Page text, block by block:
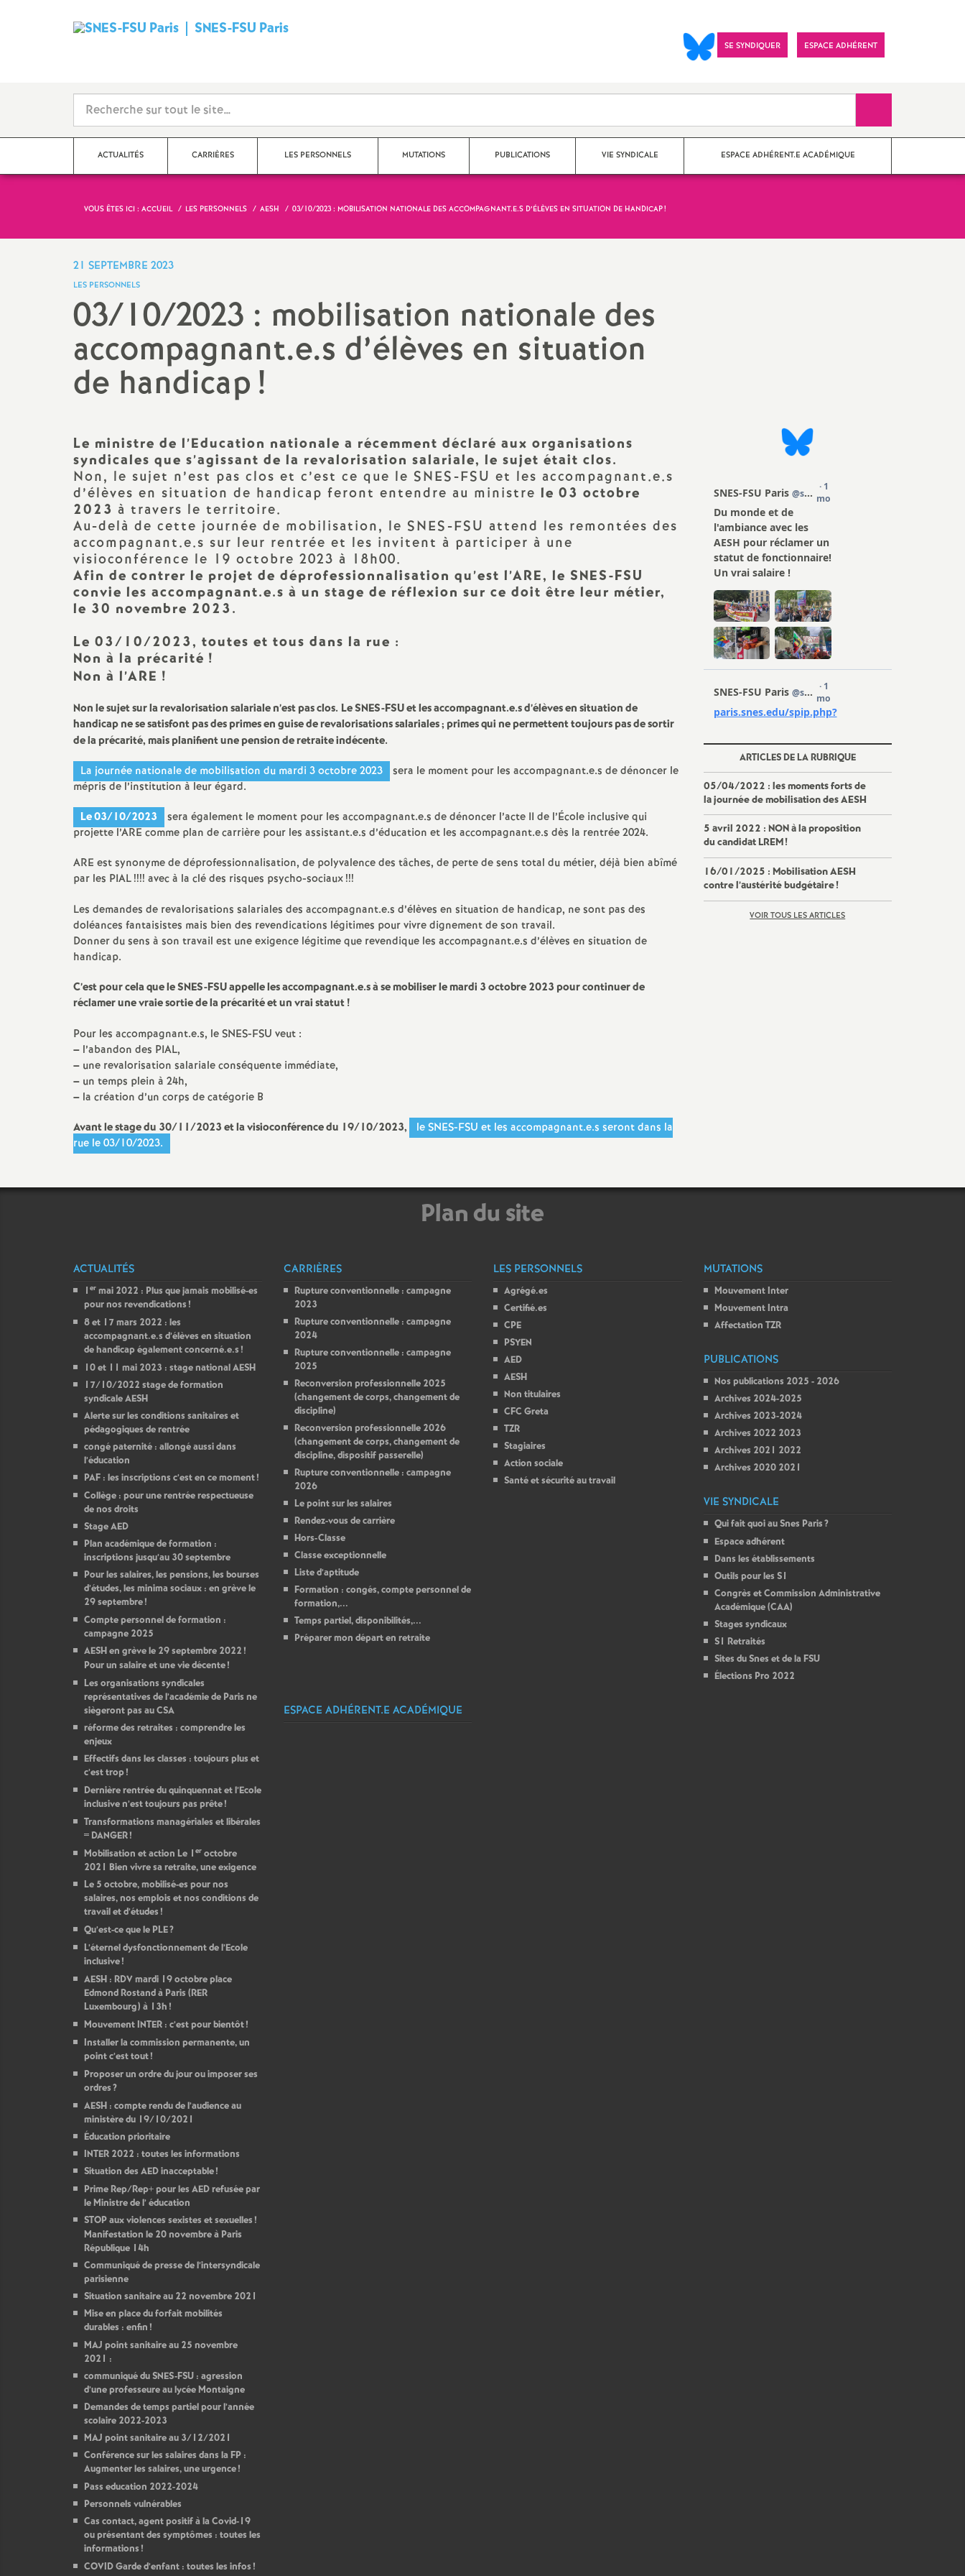
SNES-FSU Paris
SE SYNDIQUER ESPACE ADHÉRENT
ACTUALITÉS
actions
Collège
Lycée
BTS
CARRIÈRES
Rendez-vous de carrière
Liste d’aptitude
Formation : congés, compte
Temps partiel,
disponibilités,...
Préparer mon départ en
retraite
LES PERSONNELS
AED
Non titulaires
CFC Greta
TZR
Stagiaires
Action sociale
MUTATIONS PUBLICATIONS
Archives 2022 2023
VIE SYNDICALE
Dans les établissements
Outils pour les S1
S1 Retraités
Sites du Snes et de la FSU
Élections Pro 2022
ESPACE ADHÉRENT.E ACADÉMIQUE
VOUS ÊTES ICI : ACCUEIL LES PERSONNELS AESH 03/10/2023 : MOBILISATION NATIONALE DES ACCOMPAGNANT.E.S D’ÉLÈVES EN SITUATION DE HANDICAP!
21 SEPTEMBRE 2023
LES PERSONNELS
03/10/2023 : mobilisation nationale des
accompagnant.e.s d’élèves en situation
de handicap !
Le ministre de l’Education nationale a récemment déclaré aux organisations
syndicales que s’agissant de la revalorisation salariale, le sujet était clos.
Non, le sujet n’est pas clos et c’est ce que le SNES-FSU et les accompagnant.e.s
d’élèves en situation de handicap feront entendre au ministre le 03 octobre
2023 à travers le territoire.
Au-delà de cette journée de mobilisation, le SNES-FSU attend les remontées des
accompagnant.e.s sur leur rentrée et les invitent à participer à une
visioconférence le 19 octobre 2023 à 18h00.
Afin de contrer le projet de déprofessionnalisation qu’est l’ARE, le SNES-FSU
convie les accompagnant.e.s à un stage de réflexion sur ce doit être leur métier,
le 30 novembre 2023.
Le 03/10/2023, toutes et tous dans la rue :
Non à la précarité !
Non à l’ARE !
Non le sujet sur la revalorisation salariale n’est pas clos. Le SNES-FSU et les accompagnant.e.s d’élèves en situation de
handicap ne se satisfont pas des primes en guise de revalorisations salariales; primes qui ne permettent toujours pas de sortir
de la précarité, mais planifient une pension de retraite indécente.
La journée nationale de mobilisation du mardi 3 octobre 2023
sera le moment pour les accompagnant.e.s de dénoncer le
mépris de l’institution à leur égard.
Le 03/10/2023
sera également le moment pour les accompagnant.e.s de dénoncer l’acte II de l’École inclusive qui
projette l’ARE comme plan de carrière pour les assistant.e.s d’éducation et les accompagnant.e.s dès la rentrée 2024.
ARE est synonyme de déprofessionnalisation, de polyvalence des tâches, de perte de sens total du métier, déjà bien abîmé
par les PIAL!!!! avec à la clé des risques psycho-sociaux!!!
Les demandes de revalorisations salariales des accompagnant.e.s d’élèves en situation de handicap, ne sont pas des
doléances fantaisistes mais bien des revendications légitimes pour vivre dignement de son travail.
Donner du sens à son travail est une exigence légitime que revendique les accompagnant.e.s d’élèves en situation de
handicap.
C’est pour cela que le SNES-FSU appelle les accompagnant.e.s à se mobiliser le mardi 3 octobre 2023 pour continuer de
réclamer une vraie sortie de la précarité et un vrai statut!
Pour les accompagnant.e.s, le SNES-FSU veut :
– l’abandon des PIAL,
– une revalorisation salariale conséquente immédiate,
– un temps plein à 24h,
– la création d’un corps de catégorie B
Avant le stage du 30/11/2023 et la visioconférence du 19/10/2023,
le SNES-FSU et les accompagnant.e.s seront dans la
rue le 03/10/2023.
ARTICLES DE LA RUBRIQUE
05/04/2022 : les moments forts de
la journée de mobilisation des AESH
5 avril 2022 : NON à la proposition
du candidat LREM!
16/01/2025 : Mobilisation AESH
contre l’austérité budgétaire!
VOIR TOUS LES ARTICLES
Plan du site
ACTUALITÉS
1 er mai 2022 : Plus que jamais mobilisé-es
pour nos revendications !
8 et 17 mars 2022 : les
accompagnant.e.s d’élèves en situation
de handicap également concerné.e.s !
10 et 11 mai 2023 : stage national AESH
17/10/2022 stage de formation
syndicale AESH
Alerte sur les conditions sanitaires et
pédagogiques de rentrée
congé paternité : allongé aussi dans
l’éducation
PAF : les inscriptions c’est en ce moment!
Collège : pour une rentrée respectueuse
de nos droits
Stage AED
Plan académique de formation :
inscriptions jusqu’au 30 septembre
Pour les salaires, les pensions, les bourses
d’études, les minima sociaux : en grève le
29 septembre!
Compte personnel de formation :
campagne 2025
AESH en grève le 29 septembre 2022 !
Pour un salaire et une vie décente!
Les organisations syndicales
représentatives de l’académie de Paris ne
siègeront pas au CSA
réforme des retraites : comprendre les
enjeux
Effectifs dans les classes : toujours plus et
c’est trop!
Dernière rentrée du quinquennat et l’Ecole
inclusive n’est toujours pas prête!
Transformations managériales et libérales
= DANGER!
Mobilisation et action Le 1 er octobre
2021 Bien vivre sa retraite, une exigence
Le 5 octobre, mobilisé-es pour nos
salaires, nos emplois et nos conditions de
travail et d’études !
Qu’est-ce que le PLE?
L’éternel dysfonctionnement de l’Ecole
inclusive!
AESH : RDV mardi 19 octobre place
Edmond Rostand à Paris (RER
Luxembourg) à 13h !
Mouvement INTER : c’est pour bientôt!
Installer la commission permanente, un
point c’est tout!
Proposer un ordre du jour ou imposer ses
ordres?
AESH : compte rendu de l’audience au
ministère du 19/10/2021
Éducation prioritaire
INTER 2022 : toutes les informations
Situation des AED inacceptable!
Prime Rep/Rep+ pour les AED refusée par
le Ministre de l’ éducation
STOP aux violences sexistes et sexuelles !
Manifestation le 20 novembre à Paris
République 14h
Communiqué de presse de l’intersyndicale
parisienne
Situation sanitaire au 22 novembre 2021
Mise en place du forfait mobilités
durables : enfin !
MAJ point sanitaire au 25 novembre
2021 :
communiqué du SNES-FSU : agression
d’une professeure au lycée Montaigne
Demandes de temps partiel pour l’année
scolaire 2022-2023
MAJ point sanitaire au 3/12/2021
Conférence sur les salaires dans la FP :
Augmenter les salaires, une urgence!
Pass education 2022-2024
Personnels vulnérables
Cas contact, agent positif à la Covid-19
ou présentant des symptômes : toutes les
informations !
COVID Garde d’enfant : toutes les infos !
CARRIÈRES
Rupture conventionnelle : campagne
2023
Rupture conventionnelle : campagne
2024
Rupture conventionnelle : campagne
2025
Reconversion professionnelle 2025
(changement de corps, changement de
discipline)
Reconversion professionnelle 2026
(changement de corps, changement de
discipline, dispositif passerelle)
Rupture conventionnelle : campagne
2026
Le point sur les salaires
Rendez-vous de carrière
Hors-Classe
Classe exceptionnelle
Liste d’aptitude
Formation : congés, compte personnel de
formation,...
Temps partiel, disponibilités,...
Préparer mon départ en retraite
LES PERSONNELS
Agrégé.es
Certifié.es
CPE
PSYEN
AED
AESH
Non titulaires
CFC Greta
TZR
Stagiaires
Action sociale
Santé et sécurité au travail
MUTATIONS
Mouvement Inter
Mouvement Intra
Affectation TZR
PUBLICATIONS
Nos publications 2025 - 2026
Archives 2024-2025
Archives 2023-2024
Archives 2022 2023
Archives 2021 2022
Archives 2020 2021
VIE SYNDICALE
Qui fait quoi au Snes Paris?
Espace adhérent
Dans les établissements
Outils pour les S1
Congrès et Commission Administrative
Académique (CAA)
Stages syndicaux
S1 Retraités
Sites du Snes et de la FSU
Élections Pro 2022
ESPACE ADHÉRENT.E ACADÉMIQUE